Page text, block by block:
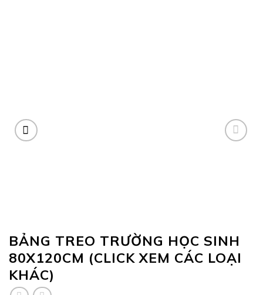
BẢNG TREO TRƯỜNG HỌC SINH
80X120CM (CLICK XEM CÁC LOẠI
KHÁC)